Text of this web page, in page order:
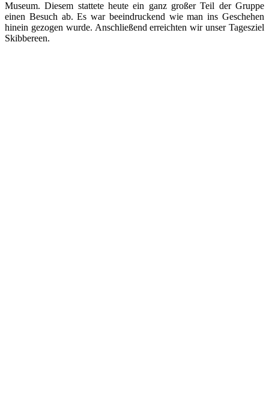
Museum. Diesem stattete heute ein ganz großer Teil der Gruppe
einen Besuch ab. Es war beeindruckend wie man ins Geschehen
hinein gezogen wurde. Anschließend erreichten wir unser Tagesziel
Skibbereen.